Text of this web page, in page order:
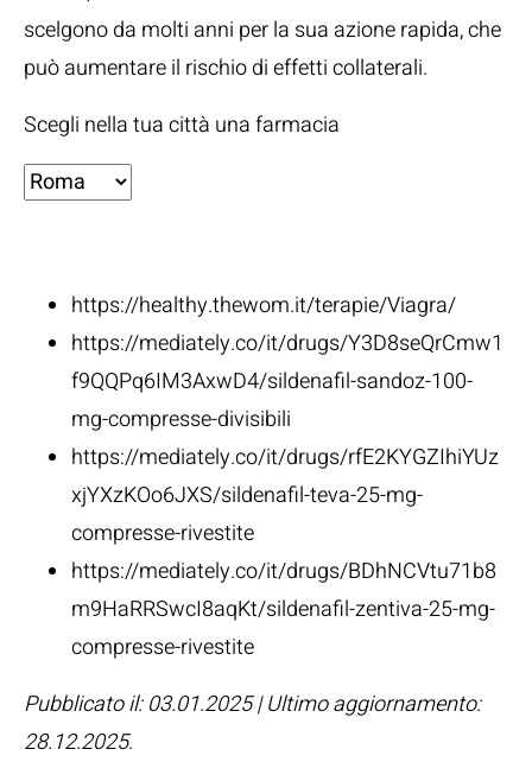
scelgono da molti anni per la sua azione rapida, che
può aumentare il rischio di effetti collaterali.
Scegli nella tua città una farmacia
https://healthy.thewom.it/terapie/Viagra/
https://mediately.co/it/drugs/Y3D8seQrCmw1
f9QQPq6IM3AxwD4/sildenafil-sandoz-100-
mg-compresse-divisibili
https://mediately.co/it/drugs/rfE2KYGZIhiYUz
xjYXzKOo6JXS/sildenafil-teva-25-mg-
compresse-rivestite
https://mediately.co/it/drugs/BDhNCVtu71b8
m9HaRRSwcI8aqKt/sildenafil-zentiva-25-mg-
compresse-rivestite
Pubblicato il: 03.01.2025 | Ultimo aggiornamento:
28.12.2025.